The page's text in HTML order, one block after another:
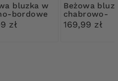
bordowe
zł
Beżowa bluzka w
chabrowo-
wzory
169,99 zł